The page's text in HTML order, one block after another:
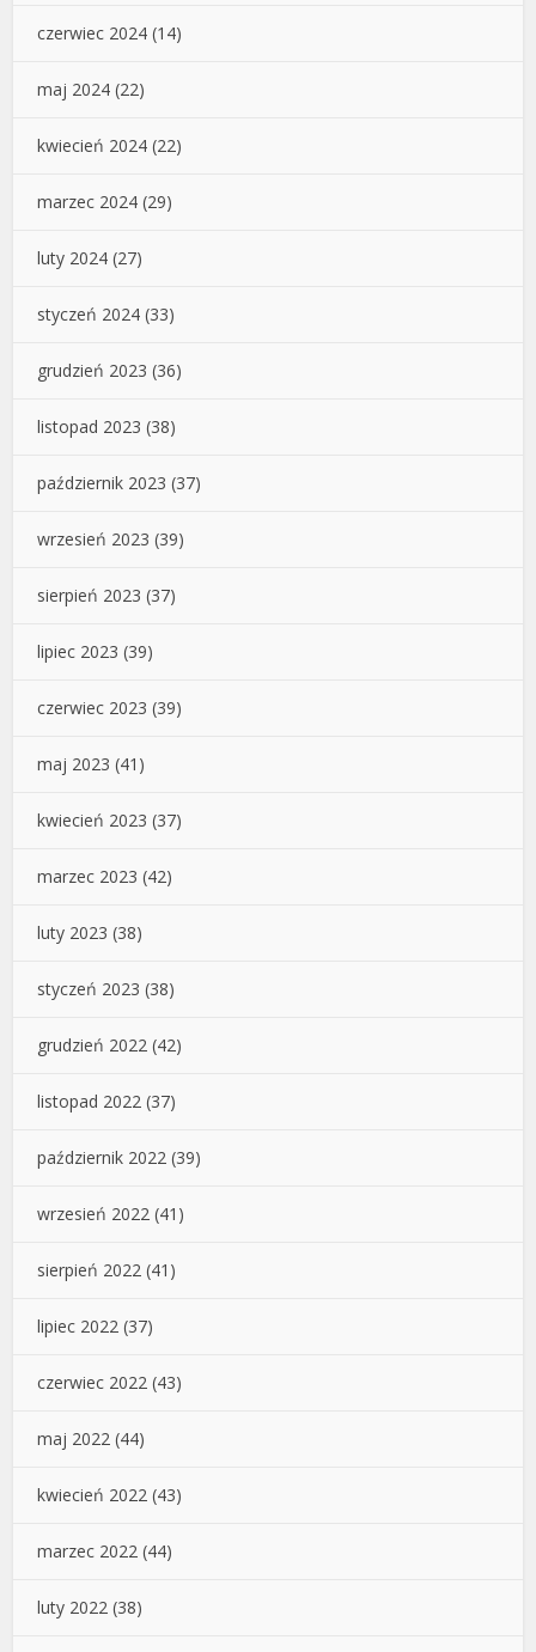
czerwiec 2024 (14)
maj 2024 (22)
kwiecień 2024 (22)
marzec 2024 (29)
luty 2024 (27)
styczeń 2024 (33)
grudzień 2023 (36)
listopad 2023 (38)
październik 2023 (37)
wrzesień 2023 (39)
sierpień 2023 (37)
lipiec 2023 (39)
czerwiec 2023 (39)
maj 2023 (41)
kwiecień 2023 (37)
marzec 2023 (42)
luty 2023 (38)
styczeń 2023 (38)
grudzień 2022 (42)
listopad 2022 (37)
październik 2022 (39)
wrzesień 2022 (41)
sierpień 2022 (41)
lipiec 2022 (37)
czerwiec 2022 (43)
maj 2022 (44)
kwiecień 2022 (43)
marzec 2022 (44)
luty 2022 (38)